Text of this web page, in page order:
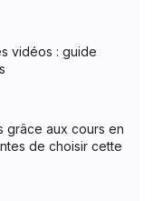
vidéos : guide
grâce aux cours en
de choisir cette